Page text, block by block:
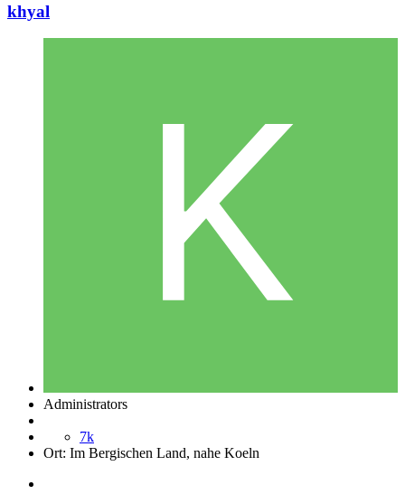
khyal
Administrators
7k
Ort: Im Bergischen Land, nahe Koeln